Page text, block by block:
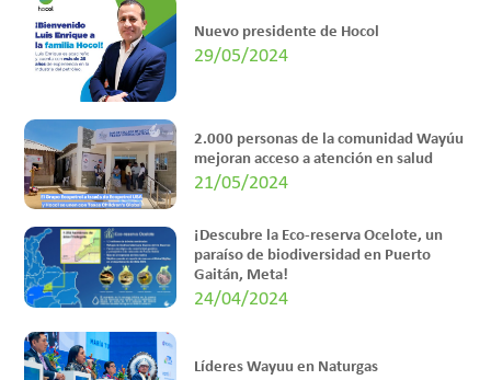
Nuevo presidente de Hocol
29/05/2024
2.000 personas de la comunidad Wayúu
mejoran acceso a atención en salud
21/05/2024
¡Descubre la Eco-reserva Ocelote, un
paraíso de biodiversidad en Puerto
Gaitán, Meta!
24/04/2024
Líderes Wayuu en Naturgas